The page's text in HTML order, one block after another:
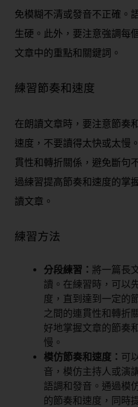
免模糊不清或發音不正確。
生硬。此外，要注意強調每
文章中的重點和關鍵詞。
練習節奏和速度
在朗讀文章時，要注意節奏
速度，不要讀得太快或太慢
貫性和轉折關係，避免斷句
過練習提高節奏和速度的掌
讀文章。
練習方法
分段練習： 將一篇長
讀。在練習時，可以
度，直到達到一定的
之間的連貫性和轉折
好地掌握文章的節奏
慢。
模仿節奏和速度： 可
音，模仿主持人或演
語調和發音。通過模
的節奏和速度，同時